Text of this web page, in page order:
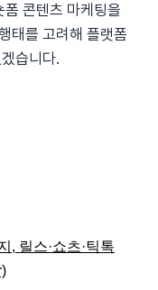
콘텐츠 마케팅을
태를 고려해 플랫폼
습니다.
, 릴스·쇼츠·틱톡